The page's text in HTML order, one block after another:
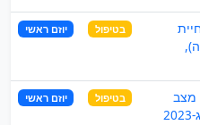
בטיפול יוזם ראשי
מצב
בטיפול יוזם ראשי